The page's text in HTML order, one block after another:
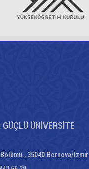
ÜNİVERSİTE
35040 Bornova/İzmir